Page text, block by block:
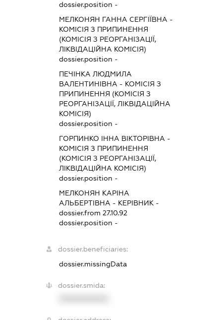
dossier.position -
МЕЛКОНЯН ГАННА СЕРГІЇВНА -
КОМІСІЯ З ПРИПИНЕННЯ
(КОМІСІЯ З РЕОРГАНІЗАЦІЇ,
ЛІКВІДАЦІЙНА КОМІСІЯ)
dossier.position -
ПЕЧІНКА ЛЮДМИЛА
ВАЛЕНТИНІВНА - КОМІСІЯ З
ПРИПИНЕННЯ (КОМІСІЯ З
РЕОРГАНІЗАЦІЇ, ЛІКВІДАЦІЙНА
КОМІСІЯ)
dossier.position -
ГОРПИНКО ІННА ВІКТОРІВНА -
КОМІСІЯ З ПРИПИНЕННЯ
(КОМІСІЯ З РЕОРГАНІЗАЦІЇ,
ЛІКВІДАЦІЙНА КОМІСІЯ)
dossier.position -
МЕЛКОНЯН КАРІНА
АЛЬБЕРТІВНА - КЕРІВНИК -
dossier.from 27.10.92
dossier.position -
dossier.beneficiaries:
dossier.missingData
dossier.smida: